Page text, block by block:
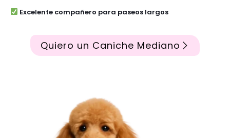
Excelente compañero para paseos largos
Quiero un Caniche Mediano